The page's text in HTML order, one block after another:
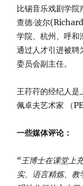
比锡音乐戏剧学
查德∙波尔
学院、杭州、呼和
通过人才引进被聘
委员会副主任。
王荇荇的经纪人是
佩卓夫艺术家 （
一些媒体评论：
“王博士在课堂上
实、语言精炼、